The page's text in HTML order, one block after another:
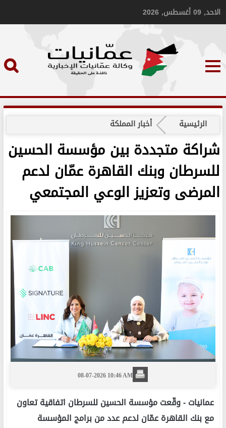
الاحد, 09 أغسطس, 2026
الرئيسية أخبار المملكة
شراكة متجددة بين مؤسسة الحسين
للسرطان وبنك القاهرة عمّان لدعم
المرضى وتعزيز الوعي المجتمعي
08-07-2026 10:46 AM
عمانيات -وقّعت مؤسسة الحسين للسرطان اتفاقية تعاون
مع بنك القاهرة عمّان لدعم عدد من برامج المؤسسة